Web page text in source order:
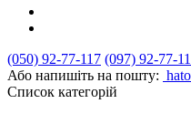
(050) 92-77-117 (097) 92-77-
Або напишіть на пошту:
Список категорій